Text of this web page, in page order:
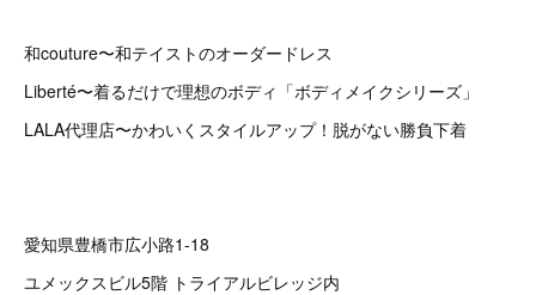
和couture〜和テイストのオーダードレス
Liberté〜着るだけで理想のボディ「ボディメイクシリーズ」
LALA代理店〜かわいくスタイルアップ！脱がない勝負下着
愛知県豊橋市広小路1-18
ユメックスビル5階 トライアルビレッジ内